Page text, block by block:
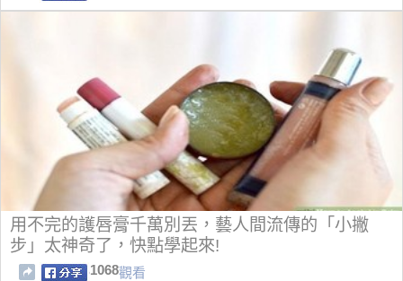
用不完的護唇膏千萬別丟，藝人間流傳的「小撇
步」太神奇了，快點學起來!
1068觀看